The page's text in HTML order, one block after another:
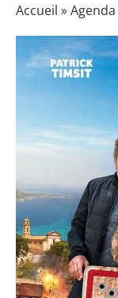
Accueil »Agenda